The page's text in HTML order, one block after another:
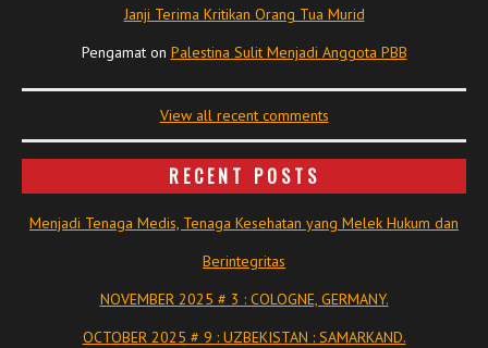
Janji Terima Kritikan Orang Tua Murid
Pengamaton Palestina Sulit Menjadi Anggota PBB
View all recent comments
RECENT POSTS
Menjadi Tenaga Medis, Tenaga Kesehatan yang Melek Hukum dan
Berintegritas
NOVEMBER 2025 # 3 : COLOGNE, GERMANY.
OCTOBER 2025 # 9 : UZBEKISTAN : SAMARKAND.